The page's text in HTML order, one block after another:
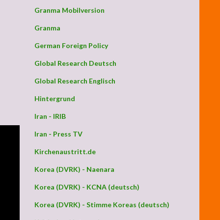
Granma Mobilversion
Granma
German Foreign Policy
Global Research Deutsch
Global Research Englisch
Hintergrund
Iran - IRIB
Iran - Press TV
Kirchenaustritt.de
Korea (DVRK) - Naenara
Korea (DVRK) - KCNA (deutsch)
Korea (DVRK) - Stimme Koreas (deutsch)